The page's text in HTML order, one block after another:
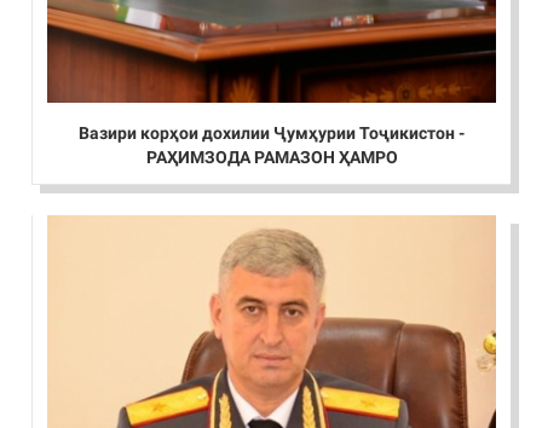
Вазири корҳои дохилии Ҷумҳурии Тоҷикистон -
РАҲИМЗОДА РАМАЗОН ҲАМРО